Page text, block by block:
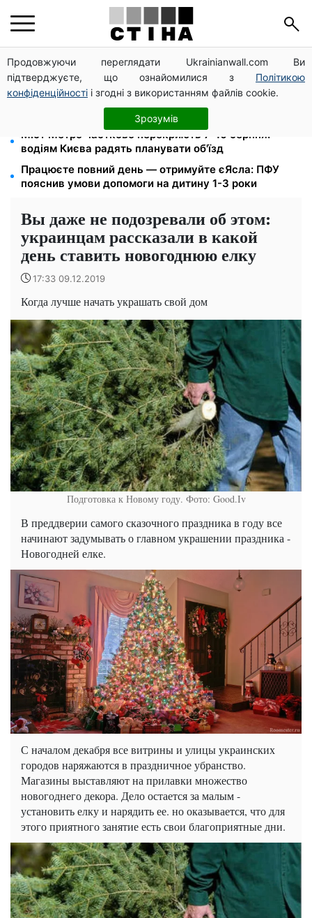
Продовжуючи переглядати Ukrainianwall.com Ви
підтверджуєте, що ознайомилися з Політикою
конфіденційності і згодні з використанням файлів cookie.
Зрозумів
200+ тисяч у СЗЧ, мільйони в розшуку: Федоров
розкрив план реформи мобілізації та ТЦК
Допомога людям з інвалідністю I-II групи: DRC,
Acted і NP реєструють просто вдома на Херсонщині
Міст Метро частково перекриють 7-10 серпня:
водіям Києва радять планувати об'їзд
Працюєте повний день — отримуйте єЯсла: ПФУ
пояснив умови допомоги на дитину 1-3 роки
Вы даже не подозревали об этом:
украинцам рассказали в какой
день ставить новогоднюю елку
17:33 09.12.2019
Когда лучше начать украшать свой дом
Подготовка к Новому году. Фото: Good.Iv
В преддверии самого сказочного праздника в году все
начинают задумывать о главном украшении праздника -
Новогодней елке.
С началом декабря все витрины и улицы украинских
городов наряжаются в праздничное убранство.
Магазины выставляют на прилавки множество
новогоднего декора. Дело остается за малым -
установить елку и нарядить ее. но оказывается, что для
этого приятного занятие есть свои благоприятные дни.